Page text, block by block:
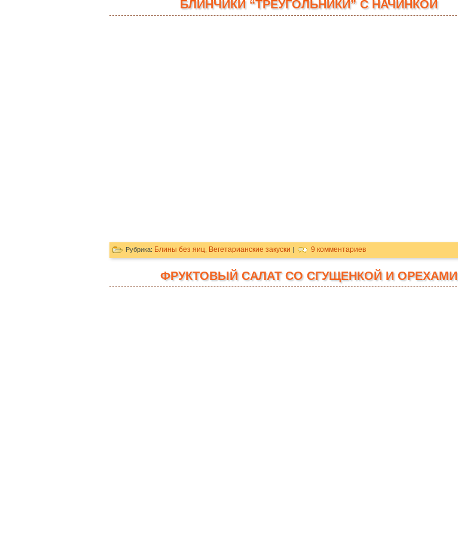
БЛИНЧИКИ “ТРЕУГОЛЬНИКИ” С НАЧИНКОЙ
Рубрика: Блины без яиц Вегетарианские закуски | 9 комментариев
ФРУКТОВЫЙ САЛАТ СО СГУЩЕНКОЙ И ОРЕХАМИ